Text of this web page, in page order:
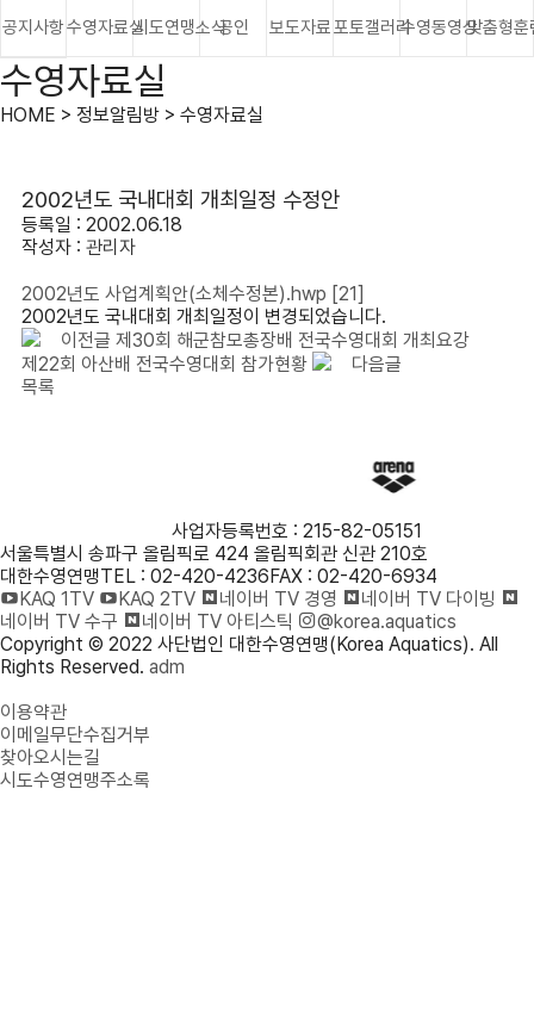
공지사항수영자료실시도연맹소식공인 보도자료포토갤러리수영동영상맞춤형훈
수영자료실
HOME > 정보알림방 > 수영자료실
2002년도 국내대회 개최일정 수정안
등록일 : 2002.06.18
작성자 : 관리자
2002년도 사업계획안(소체수정본).hwp [21]
2002년도 국내대회 개최일정이 변경되었습니다.
이전글 제30회 해군참모총장배 전국수영대회 개최요강
제22회 아산배 전국수영대회 참가현황
다음글
목록
사업자등록번호 : 215-82-05151
서울특별시 송파구 올림픽로 424 올림픽회관 신관 210호
대한수영연맹TEL : 02-420-4236FAX : 02-420-6934
KAQ 1TV
KAQ 2TV 네이버 TV 경영
네이버 TV 다이빙
네이버 TV 수구
네이버 TV 아티스틱
@korea.aquatics
Copyright © 2022 사단법인 대한수영연맹(Korea Aquatics). All
Rights Reserved. adm
이용약관
이메일무단수집거부
찾아오시는길
시도수영연맹주소록